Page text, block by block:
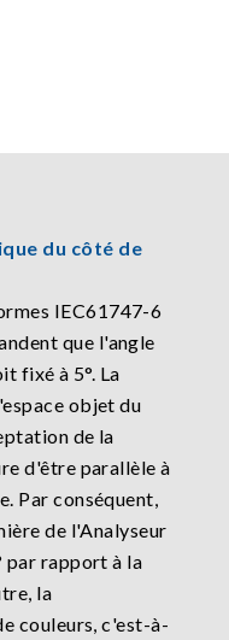
du côté de
IEC61747-6
que l'angle
fixé à 5°. La
objet du
de la
d'être parallèle à
Par conséquent,
de l'Analyseur
par rapport à la
la
couleurs, c'est-à-